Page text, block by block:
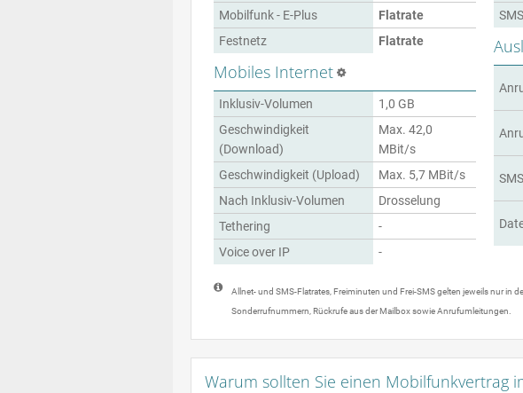
Mobilfunk - E-Plus
Flatrate
Festnetz
Flatrate
Mobiles Internet
Inklusiv-Volumen
1,0 GB
Geschwindigkeit
(Download)
Max. 42,0
MBit/s
Geschwindigkeit (Upload)
Max. 5,7 MBit/s
Nach Inklusiv-Volumen
Drosselung
Tethering
-
Voice over IP
-
SMS
Allnet- und SMS-Flatrates, Freiminuten und Frei-SMS gelten jeweils nur in
Sonderrufnummern, Rückrufe aus der Mailbox sowie Anrufumleitungen.
Warum sollten Sie einen Mobilfunkvertrag